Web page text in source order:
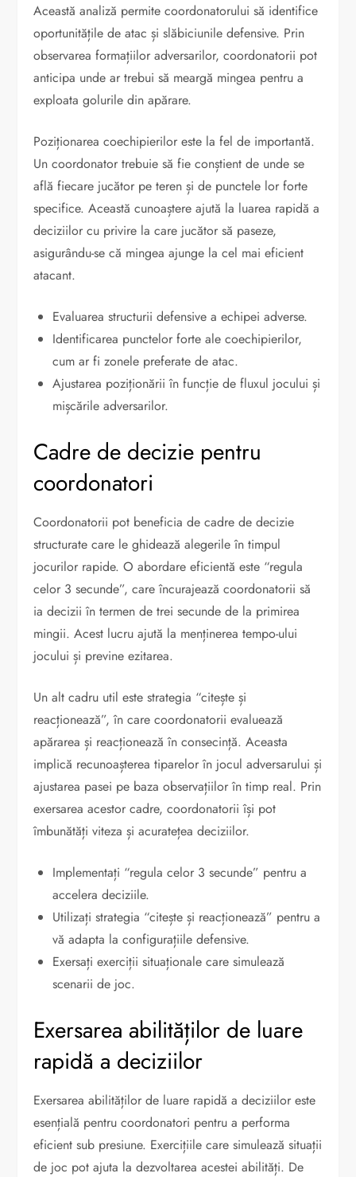
Această analiză permite coordonatorului să identifice
oportunitățile de atac și slăbiciunile defensive. Prin
observarea formațiilor adversarilor, coordonatorii pot
anticipa unde ar trebui să meargă mingea pentru a
exploata golurile din apărare.
Poziționarea coechipierilor este la fel de importantă.
Un coordonator trebuie să fie conștient de unde se
află fiecare jucător pe teren și de punctele lor forte
specifice. Această cunoaștere ajută la luarea rapidă a
deciziilor cu privire la care jucător să paseze,
asigurându-se că mingea ajunge la cel mai eficient
atacant.
Evaluarea structurii defensive a echipei adverse.
Identificarea punctelor forte ale coechipierilor,
cum ar fi zonele preferate de atac.
Ajustarea poziționării în funcție de fluxul jocului și
mișcările adversarilor.
Cadre de decizie pentru
coordonatori
Coordonatorii pot beneficia de cadre de decizie
structurate care le ghidează alegerile în timpul
jocurilor rapide. O abordare eficientă este “regula
celor 3 secunde”, care încurajează coordonatorii să
ia decizii în termen de trei secunde de la primirea
mingii. Acest lucru ajută la menținerea tempo-ului
jocului și previne ezitarea.
Un alt cadru util este strategia “citește și
reacționează”, în care coordonatorii evaluează
apărarea și reacționează în consecință. Aceasta
implică recunoașterea tiparelor în jocul adversarului și
ajustarea pasei pe baza observațiilor în timp real. Prin
exersarea acestor cadre, coordonatorii își pot
îmbunătăți viteza și acuratețea deciziilor.
Implementați “regula celor 3 secunde” pentru a
accelera deciziile.
Utilizați strategia “citește și reacționează” pentru a
vă adapta la configurațiile defensive.
Exersați exerciții situaționale care simulează
scenarii de joc.
Exersarea abilităților de luare
rapidă a deciziilor
Exersarea abilităților de luare rapidă a deciziilor este
esențială pentru coordonatori pentru a performa
eficient sub presiune. Exercițiile care simulează situații
de joc pot ajuta la dezvoltarea acestei abilități. De